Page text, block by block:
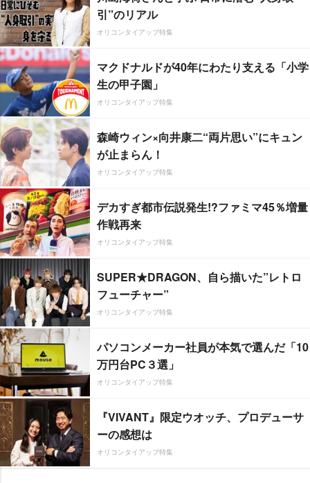
引”のリアル
オリコンタイアップ特集
マクドナルドが40年にわたり支える「小学
生の甲子園」
オリコンタイアップ特集
森崎ウィン×向井康二“両片思い”にキュン
が止まらん！
オリコンタイアップ特集
デカすぎ都市伝説発生!?ファミマ45％増量
作戦再来
オリコンタイアップ特集
SUPER★DRAGON、自ら描いた”レトロ
フューチャー”
オリコンタイアップ特集
パソコンメーカー社員が本気で選んだ「10
万円台PC３選」
オリコンタイアップ特集
『VIVANT』限定ウオッチ、プロデューサ
ーの感想は
オリコンタイアップ特集